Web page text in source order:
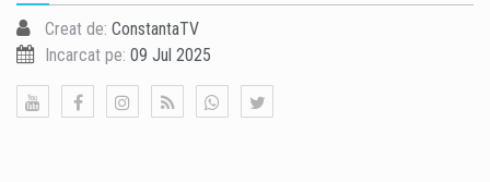
Creat de: ConstantaTV
Incarcat pe: 09 Jul 2025